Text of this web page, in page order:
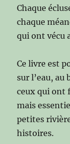
Chaque
chaque
qui ont vécu
Ce livre est
sur l’eau, au
ceux qui ont
mais
petites
histoires.